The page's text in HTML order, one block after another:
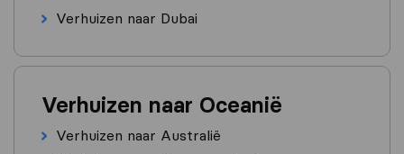
Verhuizen naar Dubai
Verhuizen naar Oceanië
Verhuizen naar Australië